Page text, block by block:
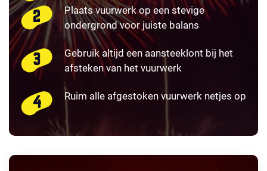
Plaats vuurwerk op een stevige
ondergrond voor juiste balans
Gebruik altijd een aansteeklont bij het
afsteken van het vuurwerk
Ruim alle afgestoken vuurwerk netjes op